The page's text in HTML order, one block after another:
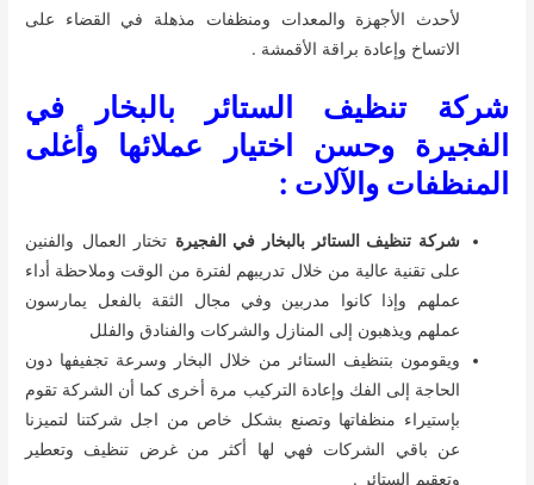
لأحدث الأجهزة والمعدات ومنظفات مذهلة في القضاء على
الاتساخ وإعادة براقة الأقمشة .
شركة تنظيف الستائر بالبخار في
الفجيرة وحسن اختيار عملائها وأغلى
المنظفات والآلات :
شركة تنظيف الستائر بالبخار في الفجيرة تختار العمال والفنين
على تقنية عالية من خلال تدريبهم لفترة من الوقت وملاحظة أداء
عملهم وإذا كانوا مدربين وفي مجال الثقة بالفعل يمارسون
عملهم ويذهبون إلى المنازل والشركات والفنادق والفلل
ويقومون بتنظيف الستائر من خلال البخار وسرعة تجفيفها دون
الحاجة إلى الفك وإعادة التركيب مرة أخرى كما أن الشركة تقوم
بإستيراء منظفاتها وتصنع بشكل خاص من اجل شركتنا لتميزنا
عن باقي الشركات فهي لها أكثر من غرض تنظيف وتعطير
وتعقيم الستائر .